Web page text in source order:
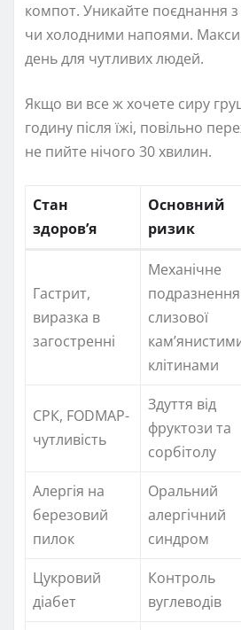
компот. Уникайте поєднання
чи холодними напоями.
день для чутливих людей.
Якщо ви все ж хочете сиру
годину після їжі, повільно
не пийте нічого 30 хвилин.
Стан
здоров’я
Основний
ризик
Гастрит,
виразка в
загостренні
Механічне
подразнення
слизової
клітинами
СРК, FODMAP-
чутливість
Здуття від
фруктози та
сорбітолу
Алергія на
березовий
пилок
Оральний
алергічний
синдром
Цукровий
діабет
Контроль
вуглеводів